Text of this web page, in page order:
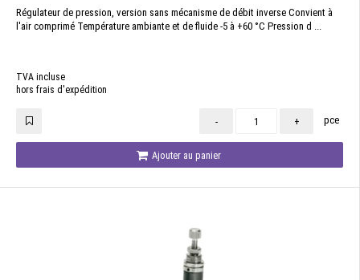
Régulateur de pression, version sans mécanisme de débit inverse Convient à
l'air comprimé Température ambiante et de fluide -5 à +60 °C Pression d ...
TVA incluse
hors frais d'expédition
- + pce
Ajouter au panier